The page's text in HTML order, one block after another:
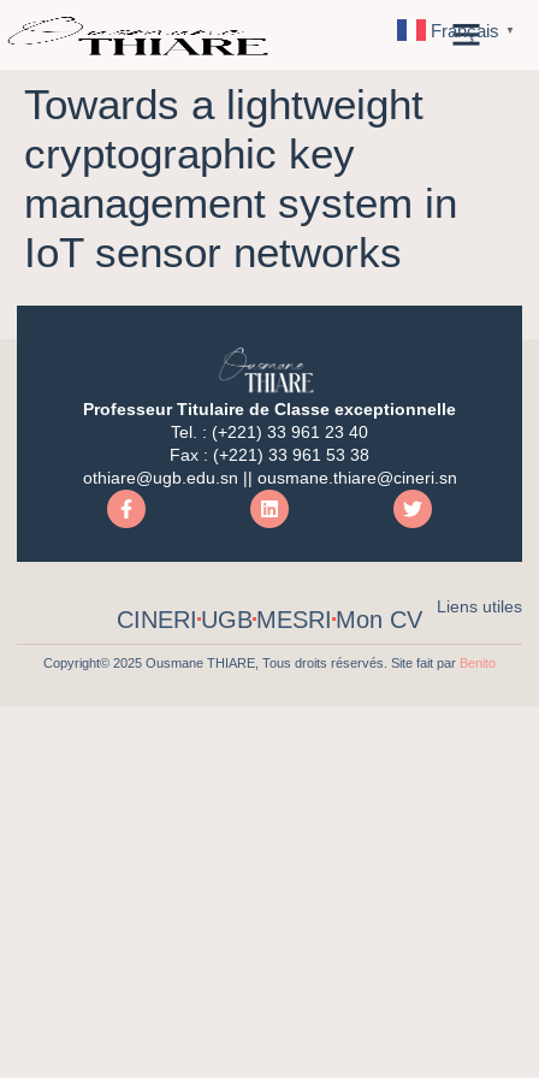
Towards a lightweight
cryptographic key
management system in
IoT sensor networks
Professeur Titulaire de Classe exceptionnelle
Tel. : (+221) 33 961 23 40
Fax : (+221) 33 961 53 38
othiare@ugb.edu.sn || ousmane.thiare@cineri.sn
Liens utiles
CINERI UGBMESRI Mon CV
Copyright© 2025 Ousmane THIARE, Tous droits réservés. Site fait par Benito
Français ▼